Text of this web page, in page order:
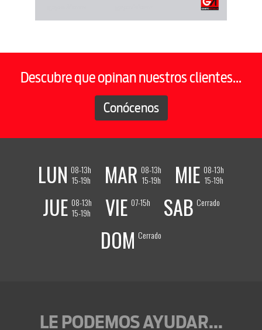
Descubre que opinan nuestros clientes...
Conócenos
LUN 08-13h
15-19h
MAR 08-13h
15-19h
MIE 08-13h
15-19h
JUE 08-13h
15-19h
VIE 07-15h SAB Cerrado
DOM Cerrado
LE PODEMOS AYUDAR...